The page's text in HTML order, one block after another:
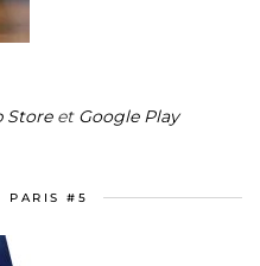
Storeet Google Play
PARIS #5